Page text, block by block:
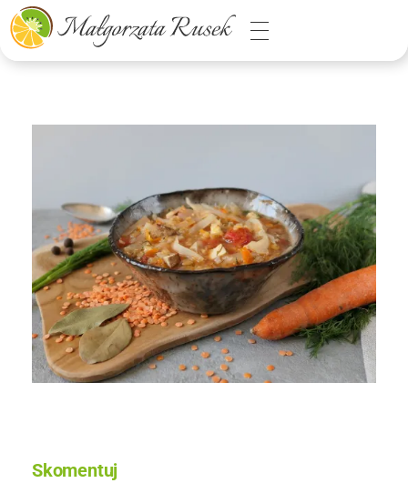
Małgorzata Rusek - dietetyk z pasją
Dietetyka kliniczna & Psychodietetyka
Skomentuj